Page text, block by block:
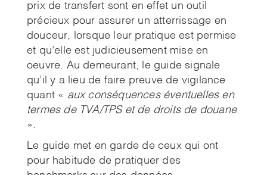
prix de transfert sont en effet un outil
précieux pour assurer un atterrissage en
douceur, lorsque leur pratique est permise
et qu’elle est judicieusement mise en
oeuvre. Au demeurant, le guide signale
qu’il y a lieu de faire preuve de vigilance
quant « aux conséquences éventuelles en
termes de TVA/TPS et de droits de douane
».
Le guide met en garde de ceux qui ont
pour habitude de pratiquer des